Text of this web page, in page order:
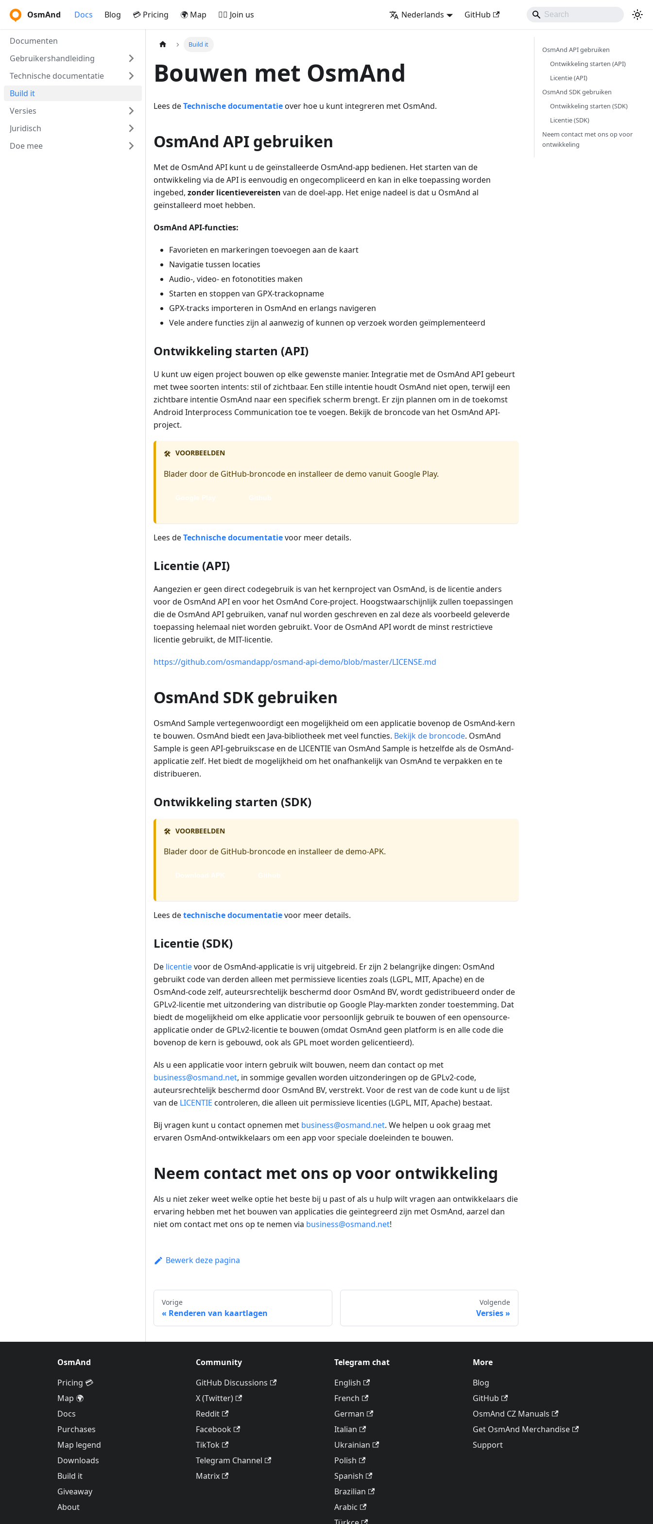
OsmAnd Docs Blog 💳 Pricing 🌍 Map 🚵‍♂️ Join us Nederlands GitHub
Documenten
Gebruikershandleiding
Technische documentatie
Build it
Versies
Juridisch
Doe mee
Build it
Bouwen met OsmAnd
Lees deTechnische documentatieover hoe u kunt integreren met OsmAnd.
OsmAnd API gebruiken
Met de OsmAnd API kunt u de geïnstalleerde OsmAnd-app bedienen. Het starten van de
ontwikkeling via de API is eenvoudig en ongecompliceerd en kan in elke toepassing worden
ingebed, zonder licentievereisten van de doel-app. Het enige nadeel is dat u OsmAnd al
geïnstalleerd moet hebben.
OsmAnd API-functies:
Favorieten en markeringen toevoegen aan de kaart
Navigatie tussen locaties
Audio-, video- en fotonotities maken
Starten en stoppen van GPX-trackopname
GPX-tracks importeren in OsmAnd en erlangs navigeren
Vele andere functies zijn al aanwezig of kunnen op verzoek worden geïmplementeerd
Ontwikkeling starten (API)
U kunt uw eigen project bouwen op elke gewenste manier. Integratie met de OsmAnd API gebeurt
met twee soorten intents: stil of zichtbaar. Een stille intentie houdt OsmAnd niet open, terwijl een
zichtbare intentie OsmAnd naar een specifiek scherm brengt. Er zijn plannen om in de toekomst
Android Interprocess Communication toe te voegen. Bekijk de broncode van het OsmAnd API-
project.
🛠️ VOORBEELDEN
Blader door de GitHub-broncode en installeer de demo vanuit Google Play.
Google Play Github
Lees deTechnische documentatievoor meer details.
Licentie (API)
Aangezien er geen direct codegebruik is van het kernproject van OsmAnd, is de licentie anders
voor de OsmAnd API en voor het OsmAnd Core-project. Hoogstwaarschijnlijk zullen toepassingen
die de OsmAnd API gebruiken, vanaf nul worden geschreven en zal deze als voorbeeld geleverde
toepassing helemaal niet worden gebruikt. Voor de OsmAnd API wordt de minst restrictieve
licentie gebruikt, de MIT-licentie.
https://github.com/osmandapp/osmand-api-demo/blob/master/LICENSE.md
OsmAnd SDK gebruiken
OsmAnd Sample vertegenwoordigt een mogelijkheid om een applicatie bovenop de OsmAnd-kern
te bouwen. OsmAnd biedt een Java-bibliotheek met veel functies. Bekijk de broncode. OsmAnd
Sample is geen API-gebruikscase en de LICENTIE van OsmAnd Sample is hetzelfde als de OsmAnd-
applicatie zelf. Het biedt de mogelijkheid om het onafhankelijk van OsmAnd te verpakken en te
distribueren.
Ontwikkeling starten (SDK)
🛠️ VOORBEELDEN
Blader door de GitHub-broncode en installeer de demo-APK.
Download APK Github
Lees detechnische documentatievoor meer details.
Licentie (SDK)
De licentievoor de OsmAnd-applicatie is vrij uitgebreid. Er zijn 2 belangrijke dingen: OsmAnd
gebruikt code van derden alleen met permissieve licenties zoals (LGPL, MIT, Apache) en de
OsmAnd-code zelf, auteursrechtelijk beschermd door OsmAnd BV, wordt gedistribueerd onder de
GPLv2-licentie met uitzondering van distributie op Google Play-markten zonder toestemming. Dat
biedt de mogelijkheid om elke applicatie voor persoonlijk gebruik te bouwen of een opensource-
applicatie onder de GPLv2-licentie te bouwen (omdat OsmAnd geen platform is en alle code die
bovenop de kern is gebouwd, ook als GPL moet worden gelicentieerd).
Als u een applicatie voor intern gebruik wilt bouwen, neem dan contact op met
business@osmand.net, in sommige gevallen worden uitzonderingen op de GPLv2-code,
auteursrechtelijk beschermd door OsmAnd BV, verstrekt. Voor de rest van de code kunt u de lijst
van de LICENTIE controleren, die alleen uit permissieve licenties (LGPL, MIT, Apache) bestaat.
Bij vragen kunt u contact opnemen met business@osmand.net. We helpen u ook graag met
ervaren OsmAnd-ontwikkelaars om een app voor speciale doeleinden te bouwen.
Neem contact met ons op voor ontwikkeling
Als u niet zeker weet welke optie het beste bij u past of als u hulp wilt vragen aan ontwikkelaars die
ervaring hebben met het bouwen van applicaties die geïntegreerd zijn met OsmAnd, aarzel dan
niet om contact met ons op te nemen via business@osmand.net!
Bewerk deze pagina
Vorige
Renderen van kaartlagen
Volgende
Versies
OsmAnd API gebruiken
Ontwikkeling starten (API)
Licentie (API)
OsmAnd SDK gebruiken
Ontwikkeling starten (SDK)
Licentie (SDK)
Neem contact met ons op voor
ontwikkeling
OsmAnd
Pricing 💳
Map 🌍
Docs
Purchases
Map legend
Downloads
Build it
Giveaway
About
Community
GitHub Discussions
X (Twitter)
Reddit
Facebook
TikTok
Telegram Channel
Matrix
Telegram chat
English
French
German
Italian
Ukrainian
Polish
Spanish
Brazilian
Arabic
More
Blog
GitHub
OsmAnd CZ Manuals
Get OsmAnd Merchandise
Support